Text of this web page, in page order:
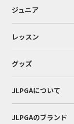
ジュニア
レッスン
グッズ
JLPGAについて
JLPGAのブランド